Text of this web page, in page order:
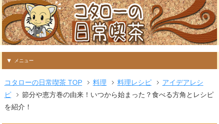
メニュー
コタローの日常喫茶 TOP 料理 料理レシピ
アイデアレシ
ピ
節分や恵方巻の由来！いつから始まった？食べる方角とレシピ
を紹介！